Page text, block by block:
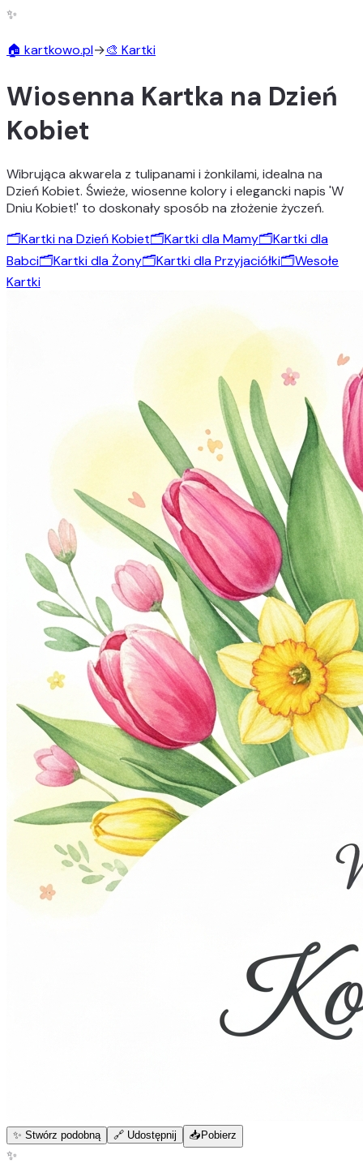
✨
🏠 kartkowo.pl→🎨 Kartki
Wiosenna Kartka na Dzień
Kobiet
Wibrująca akwarela z tulipanami i żonkilami, idealna na
Dzień Kobiet. Świeże, wiosenne kolory i elegancki napis 'W
Dniu Kobiet!' to doskonały sposób na złożenie życzeń.
🗂️Kartki na Dzień Kobiet🗂️Kartki dla Mamy🗂️Kartki dla
Babci🗂️Kartki dla Żony🗂️Kartki dla Przyjaciółki🗂️Wesołe
Kartki
✨ Stwórz podobną 🔗 Udostępnij 📥 Pobierz
✨